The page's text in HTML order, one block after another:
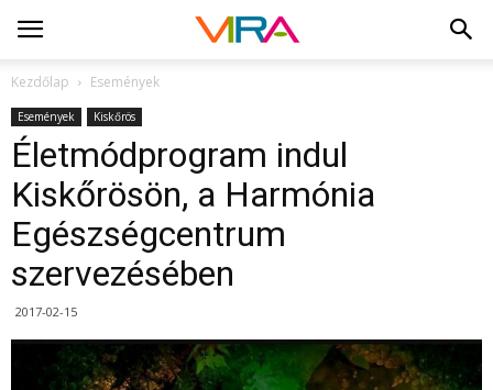
Kezdőlap Események
Események Kiskőrös
Életmódprogram indul
Kiskőrösön, a Harmónia
Egészségcentrum
szervezésében
2017-02-15